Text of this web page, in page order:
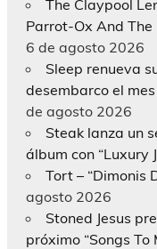
The Claypool
Parrot-Ox And The
6 de agosto 2026
Sleep renueva
desembarco el
de agosto 2026
Steak lanza un
álbum con “Luxury
Tort – “Dimonis
agosto 2026
Stoned Jesus
próximo “Songs To